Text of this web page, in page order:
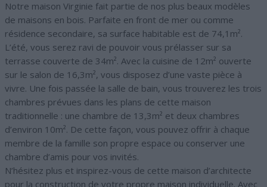
Notre maison Virginie fait partie de nos plus beaux modèles
de maisons en bois. Parfaite en front de mer ou comme
résidence secondaire, sa surface habitable est de 74,1m².
L’été, vous serez ravi de pouvoir vous prélasser sur sa
terrasse couverte de 34m². Avec la cuisine de 12m² ouverte
sur le salon de 16,3m², vous disposez d’une vaste pièce à
vivre. Une fois passée la salle de bain, vous trouverez les trois
chambres prévues dans les plans de cette maison
traditionnelle : une chambre de 13,3m² et deux chambres
d’environ 10m². De cette façon, vous pouvez offrir à chaque
membre de la famille son propre espace ou conserver une
chambre d’amis pour vos invités.
N’hésitez plus et inspirez-vous de cette maison d’architecte
pour la construction de votre propre maison individuelle. Avec